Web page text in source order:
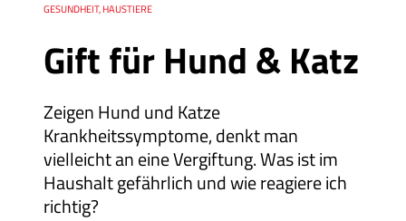
Gift für Hund & Katz
Zeigen Hund und Katze
Krankheitssymptome, denkt man
vielleicht an eine Vergiftung. Was ist im
Haushalt gefährlich und wie reagiere ich
richtig?
RessortGESUNDHEIT, HAUSTIERE